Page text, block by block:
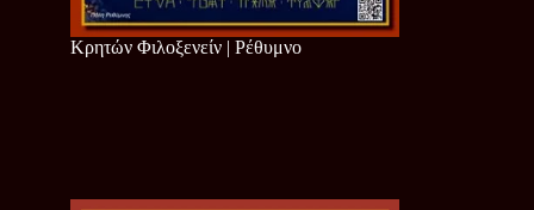
Κρητών Φιλοξενείν | Ρέθυμνο